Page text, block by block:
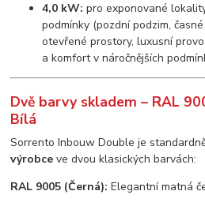
4,0 kW: pro exponované
podmínky (pozdní podzim,
otevřené prostory, luxusní
a komfort v náročnějších
Dvě barvy skladem – RAL
Bílá
Sorrento Inbouw Double je
výrobce ve dvou klasických barvách:
RAL 9005 (Černá): Elegantní matná